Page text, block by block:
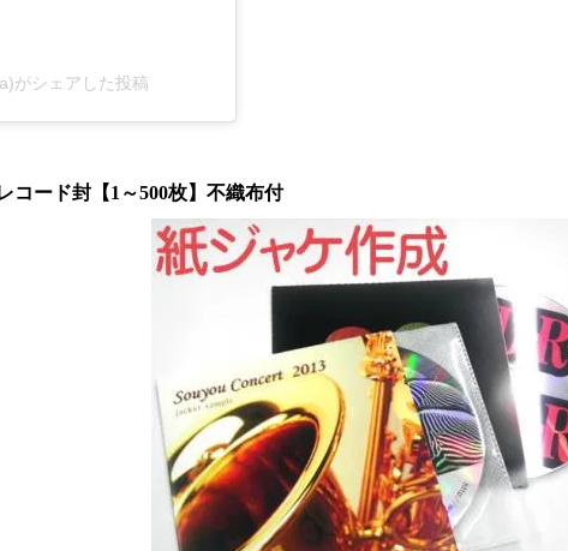
がシェアした投稿
ード封【1～500枚】不織布付